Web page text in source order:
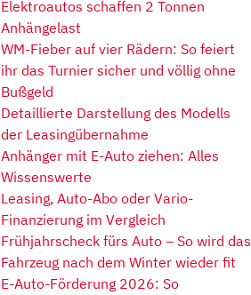
Elektroautos schaffen 2 Tonnen
Anhängelast
WM-Fieber auf vier Rädern: So feiert
ihr das Turnier sicher und völlig ohne
Bußgeld
Detaillierte Darstellung des Modells
der Leasingübernahme
Anhänger mit E-Auto ziehen: Alles
Wissenswerte
Leasing, Auto-Abo oder Vario-
Finanzierung im Vergleich
Frühjahrscheck fürs Auto – So wird das
Fahrzeug nach dem Winter wieder fit
E-Auto-Förderung 2026: So